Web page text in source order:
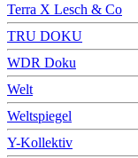
Terra X Lesch & Co
TRU DOKU
WDR Doku
Welt
Weltspiegel
Y-Kollektiv